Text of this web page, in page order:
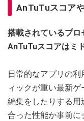
AnTuTuスコア
搭載されているプロ
AnTuTuスコアはミ
日常的なアプリの
ィックが重い最新
編集をしたりする
合った性能か事前に